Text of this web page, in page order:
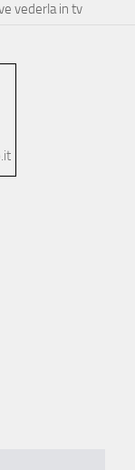
vederla in tv